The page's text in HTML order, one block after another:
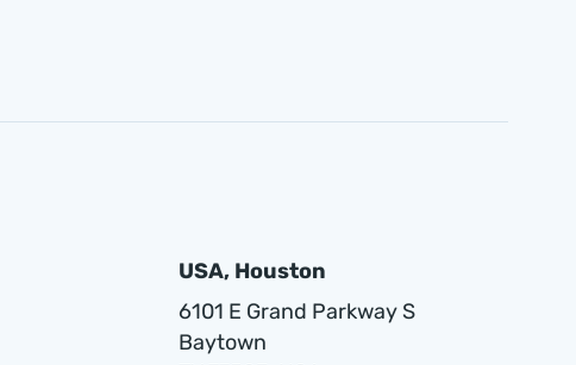
USA, Houston
6101 E Grand Parkway S
Baytown